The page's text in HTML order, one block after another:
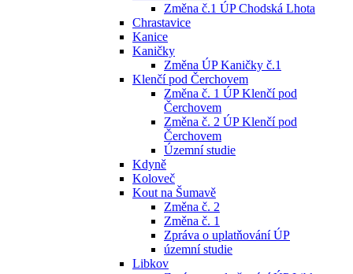
Změna č.1 ÚP Chodská Lhota
Chrastavice
Kanice
Kaničky
Změna ÚP Kaničky č.1
Klenčí pod Čerchovem
Změna č. 1 ÚP Klenčí pod
Čerchovem
Změna č. 2 ÚP Klenčí pod
Čerchovem
Územní studie
Kdyně
Koloveč
Kout na Šumavě
Změna č. 2
Změna č. 1
Zpráva o uplatňování ÚP
územní studie
Libkov